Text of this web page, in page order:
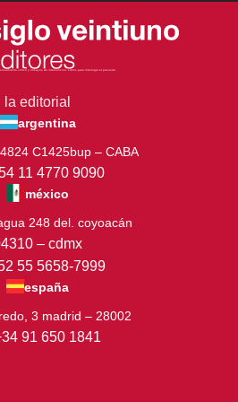
crítico y ensayos de intervención. Libros para interrogar el presente.
la editorial
argentina
C1425bup – CABA
11 4770 9090
méxico
248 del. coyoacán
– cdmx
55 5658-7999
españa
3 madrid – 28002
91 650 1841